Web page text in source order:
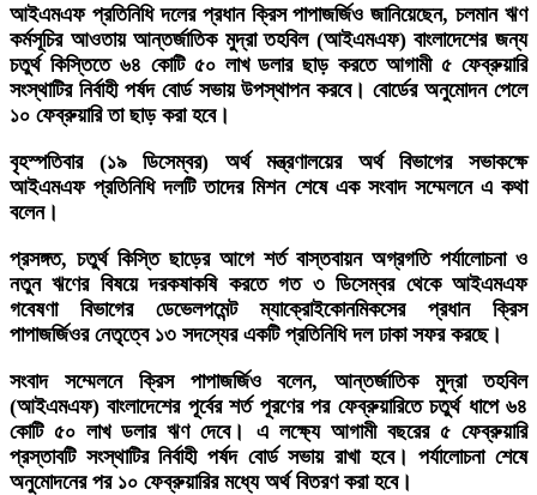
আইএমএফ প্রতিনিধি দলের প্রধান ক্রিস পাপাজর্জিও জানিয়েছেন, চলমান ঋণ
কর্মসূচির আওতায় আন্তর্জাতিক মুদ্রা তহবিল (আইএমএফ) বাংলাদেশের জন্য
চতুর্থ কিস্তিতে ৬৪ কোটি ৫০ লাখ ডলার ছাড় করতে আগামী ৫ ফেব্রুয়ারি
সংস্থাটির নির্বাহী পর্ষদ বোর্ড সভায় উপস্থাপন করবে। বোর্ডের অনুমোদন পেলে
১০ ফেব্রুয়ারি তা ছাড় করা হবে।
বৃহস্পতিবার (১৯ ডিসেম্বর) অর্থ মন্ত্রণালয়ের অর্থ বিভাগের সভাকক্ষে
আইএমএফ প্রতিনিধি দলটি তাদের মিশন শেষে এক সংবাদ সম্মেলনে এ কথা
বলেন।
প্রসঙ্গত, চতুর্থ কিস্তি ছাড়ের আগে শর্ত বাস্তবায়ন অগ্রগতি পর্যালোচনা ও
নতুন ঋণের বিষয়ে দরকষাকষি করতে গত ৩ ডিসেম্বর থেকে আইএমএফ
গবেষণা বিভাগের ডেভেলপমেন্ট ম্যাক্রোইকোনমিকসের প্রধান ক্রিস
পাপাজর্জিওর নেতৃত্বে ১৩ সদস্যের একটি প্রতিনিধি দল ঢাকা সফর করছে।
সংবাদ সম্মেলনে ক্রিস পাপাজর্জিও বলেন, আন্তর্জাতিক মুদ্রা তহবিল
(আইএমএফ) বাংলাদেশের পূর্বের শর্ত পূরণের পর ফেব্রুয়ারিতে চতুর্থ ধাপে ৬৪
কোটি ৫০ লাখ ডলার ঋণ দেবে। এ লক্ষ্যে আগামী বছরের ৫ ফেব্রুয়ারি
প্রস্তাবটি সংস্থাটির নির্বাহী পর্ষদ বোর্ড সভায় রাখা হবে। পর্যালোচনা শেষে
অনুমোদনের পর ১০ ফেব্রুয়ারির মধ্যে অর্থ বিতরণ করা হবে।